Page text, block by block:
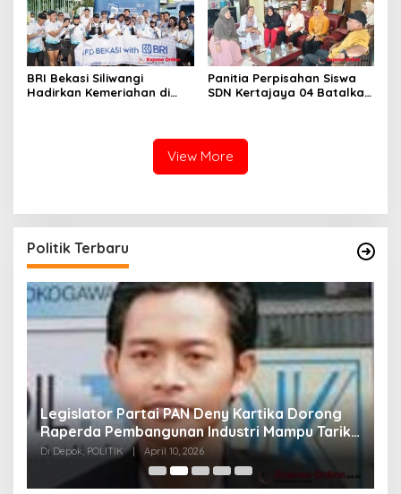
BRI Bekasi Siliwangi
Hadirkan Kemeriahan di
Panitia Perpisahan Siswa
SDN Kertajaya 04 Batalkan
View More
Politik Terbaru
Fraksi PKS Kota Bogor Berikan Dukungan dan
Bantuan untuk RSUD Kota Bogor
Di Bogor, KESEHATAN, POLITIK | November 28, 2025